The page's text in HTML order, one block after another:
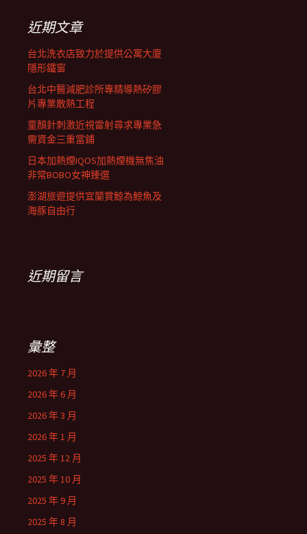
近期文章
台北洗衣店致力於提供公寓大廈
隱形鐵窗
台北中醫減肥診所專精導熱矽膠
片專業散熱工程
童顏針刺激近視雷射尋求專業急
需資金三重當鋪
日本加熱煙IQOS加熱煙機無焦油
非常BOBO女神臻選
澎湖旅遊提供宜蘭賞鯨為鯨魚及
海豚自由行
近期留言
彙整
2026 年 7 月
2026 年 6 月
2026 年 3 月
2026 年 1 月
2025 年 12 月
2025 年 10 月
2025 年 9 月
2025 年 8 月